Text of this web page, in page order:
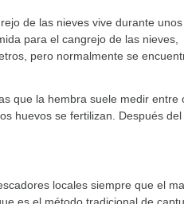
de las nieves vive durante
para el cangrejo de las nieves,
pero normalmente se
que la hembra suele medir entre
huevos se fertilizan. Después del
locales siempre que el